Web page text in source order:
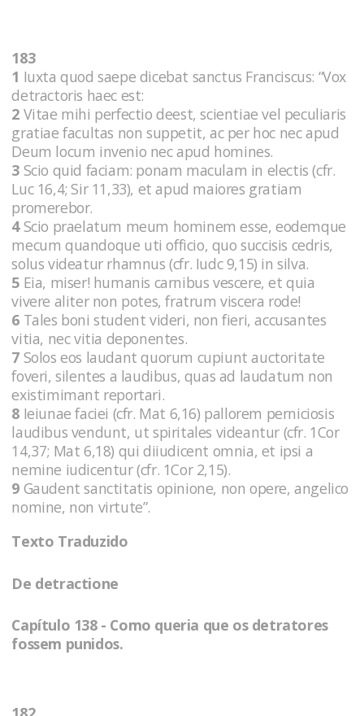
183
1 Iuxta quod saepe dicebat sanctus Franciscus: “Vox
detractoris haec est:
2 Vitae mihi perfectio deest, scientiae vel peculiaris
gratiae facultas non suppetit, ac per hoc nec apud
Deum locum invenio nec apud homines.
3 Scio quid faciam: ponam maculam in electis (cfr.
Luc 16,4; Sir 11,33), et apud maiores gratiam
promerebor.
4Scio praelatum meum hominem esse, eodemque
mecum quandoque uti officio, quo succisis cedris,
solus videatur rhamnus (cfr. Iudc 9,15) in silva.
5 Eia, miser! humanis carnibus vescere, et quia
vivere aliter non potes, fratrum viscera rode!
6 Tales boni student videri, non fieri, accusantes
vitia, nec vitia deponentes.
7 Solos eos laudant quorum cupiunt auctoritate
foveri, silentes a laudibus, quas ad laudatum non
existimimant reportari.
8 Ieiunae faciei (cfr. Mat 6,16) pallorem perniciosis
laudibus vendunt, ut spiritales videantur (cfr. 1Cor
14,37; Mat 6,18) qui diiudicent omnia, et ipsi a
nemine iudicentur (cfr. 1Cor 2,15).
9 Gaudent sanctitatis opinione, non opere, angelico
nomine, non virtute”.
Texto Traduzido
De detractione
Capítulo 138 - Como queria que os detratores
fossem punidos.